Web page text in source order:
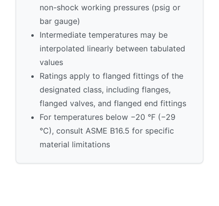
non-shock working pressures (psig or
bar gauge)
Intermediate temperatures may be
interpolated linearly between tabulated
values
Ratings apply to flanged fittings of the
designated class, including flanges,
flanged valves, and flanged end fittings
For temperatures below −20 °F (−29
°C), consult ASME B16.5 for specific
material limitations